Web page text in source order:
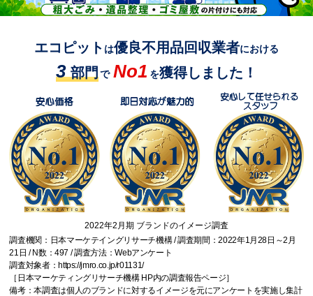
エコピット は優良不用品回収業者における
3 部門 で No1 を獲得しました！
2022年2月期 ブランドのイメージ調査
調査機関：日本マーケテイングリサーチ機構 / 調査期間：2022年1月28日～2月
21日 / N数：497 / 調査方法：Webアンケート
調査対象者：https://jmro.co.jp/r01131/
［日本マーケティングリサーチ機構 HP内の調査報告ページ］
備考：本調査は個人のブランドに対するイメージを元にアンケートを実施し集計